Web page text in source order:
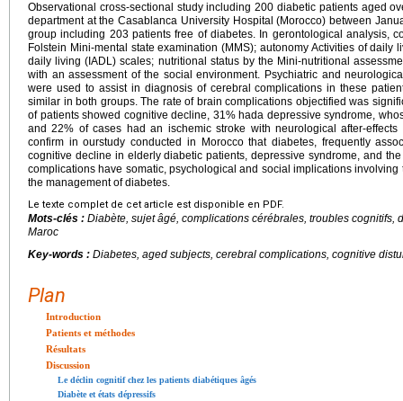
Observational cross-sectional study including 200 diabetic patients aged
department at the Casablanca University Hospital (Morocco) between
group including 203 patients free of diabetes. In gerontological analysis,
Folstein Mini-mental state examination (MMS); autonomy Activities of daily
daily living (IADL) scales; nutritional status by the Mini-nutritional
with an assessment of the social environment. Psychiatric and
were used to assist in diagnosis of cerebral complications in these
similar in both groups. The rate of brain complications objectified was
of patients showed cognitive decline, 31% hada depressive syndrome,
and 22% of cases had an ischemic stroke with neurological after-
confirm in ourstudy conducted in Morocco that diabetes, frequently
cognitive decline in elderly diabetic patients, depressive syndrome, and
complications have somatic, psychological and social implications
the management of diabetes.
Le texte complet de cet article est disponible en PDF.
Mots-clés : Diabète, sujet âgé, complications cérébrales, troubles cognitifs,
Maroc
Key-words : Diabetes, aged subjects, cerebral complications, cognitive
Plan
Introduction
Patients et méthodes
Résultats
Discussion
Le déclin cognitif chez les patients diabétiques âgés
Diabète et états dépressifs